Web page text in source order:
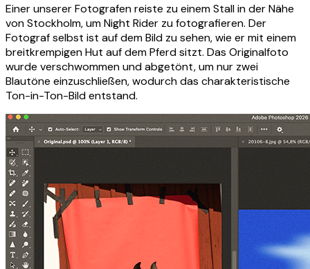
Einer unserer Fotografen reiste zu einem Stall in der Nähe
von Stockholm, um Night Rider zu fotografieren. Der
Fotograf selbst ist auf dem Bild zu sehen, wie er mit einem
breitkrempigen Hut auf dem Pferd sitzt. Das Originalfoto
wurde verschwommen und abgetönt, um nur zwei
Blautöne einzuschließen, wodurch das charakteristische
Ton-in-Ton-Bild entstand.